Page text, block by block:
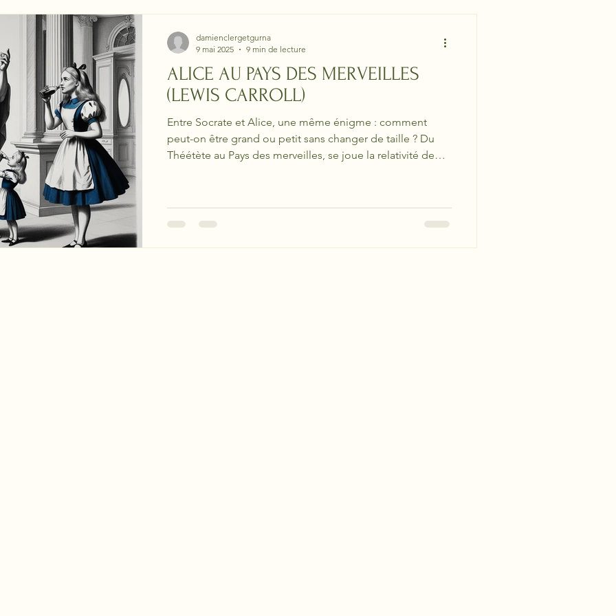
ALICE AU PAYS DES MERVEILLES
(LEWIS CARROLL)
Entre Socrate et Alice, une même énigme : comment
peut-on être grand ou petit sans changer de taille ? Du
Théétète au Pays des merveilles, se joue la relativité de
damienclergetgurna
9 mai 2025
9 min de lecture